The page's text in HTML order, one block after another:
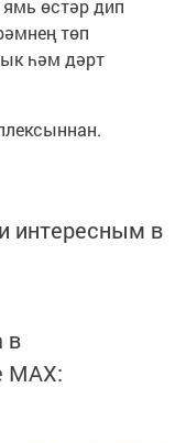
өстәр дип
төп
һәм дәрт
интересным в
в
MАХ: